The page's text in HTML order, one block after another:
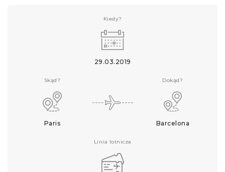
Kiedy?
29.03.2019
Skąd?
Paris
Dokąd?
Barcelona
Linia lotnicza